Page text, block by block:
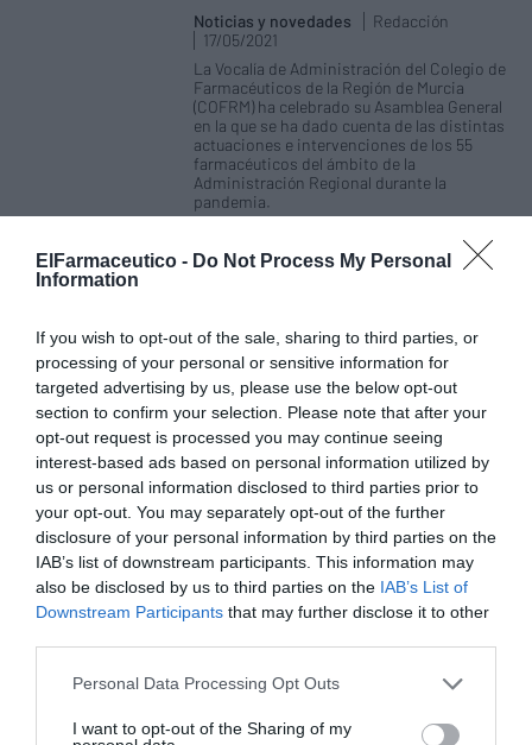
ElFarmaceutico - Do Not Process My Personal
Information
If you wish to opt-out of the sale, sharing to third parties, or
processing of your personal or sensitive information for
targeted advertising by us, please use the below opt-out
section to confirm your selection. Please note that after your
opt-out request is processed you may continue seeing
interest-based ads based on personal information utilized by
us or personal information disclosed to third parties prior to
your opt-out. You may separately opt-out of the further
disclosure of your personal information by third parties on the
IAB’s list of downstream participants. This information may
also be disclosed by us to third parties on the IAB’s List of
Downstream Participants that may further disclose it to other
Personal Data Processing Opt Outs
I want to opt-out of the Sharing of my
Noticias y novedades
Redacción
17/05/2021
La Vocalía de Administración del Colegio de
Farmacéuticos de la Región de Murcia
(COFRM) ha celebrado su Asamblea General
en la que se ha dado cuenta de las distintas
actuaciones e intervenciones de los 55
farmacéuticos del ámbito de la
Administración Regional durante la
pandemia.
El COF de Murcia y la Academia de
potenciar la investigación
Noticias y novedades
Redacción
07/05/2021
La presidenta del Colegio de Farmacéuticos
de la Región de Murcia (COFRM), Paula Payá,
se ha reunido esta mañana con la nueva
presidenta de la Academia de Farmacia
«Santa María de España» de la Región de
Murcia, Stella Moreno, y han acordado
abordar la renovación del convenio de
colaboración existente entre ambas
entidades con el objetivo de «potenciar la
investigación».
del farmacéutico»
21/04/2021